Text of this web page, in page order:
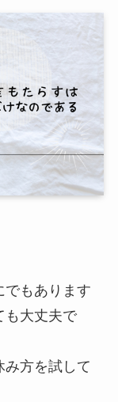
でもあります
も大丈夫で
み方を試して